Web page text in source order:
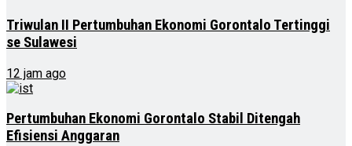
Triwulan II Pertumbuhan Ekonomi Gorontalo Tertinggi
se Sulawesi
12 jam ago
Pertumbuhan Ekonomi Gorontalo Stabil Ditengah
Efisiensi Anggaran